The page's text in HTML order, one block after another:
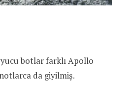
botlar farklı Apollo
da giyilmiş.